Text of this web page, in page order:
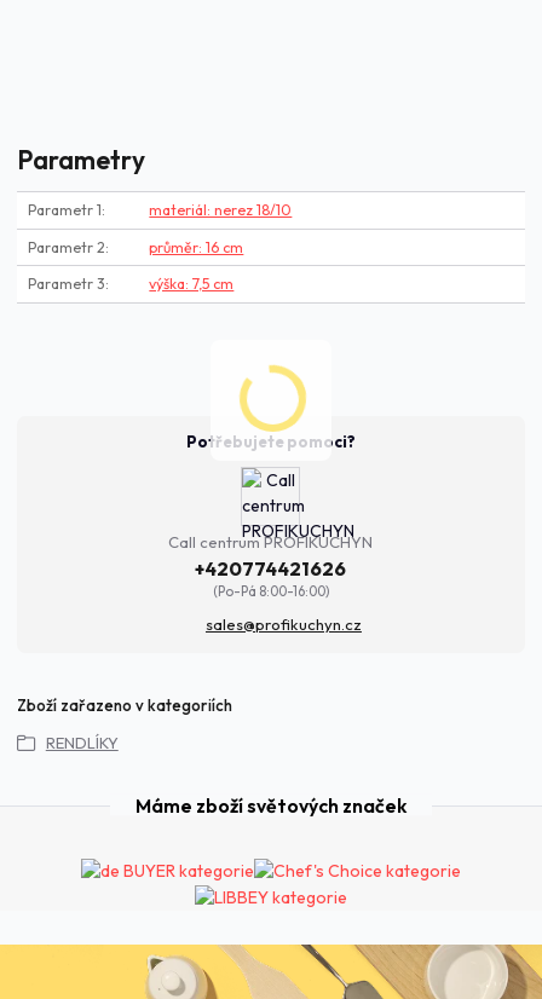
Parametry
Parametr 1 materiál: nerez 18/10
Parametr 2 průměr: 16 cm
Parametr 3 výška: 7,5 cm
Potřebujete pomoci?
Call centrum PROFIKUCHYN
+420774421626
(Po-Pá 8:00-16:00)
sales@profikuchyn.cz
Zboží zařazeno v kategoriích
RENDLÍKY
Máme zboží světových značek